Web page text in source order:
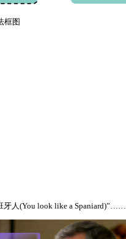
框图
牙人(You look like a Spaniard)”……